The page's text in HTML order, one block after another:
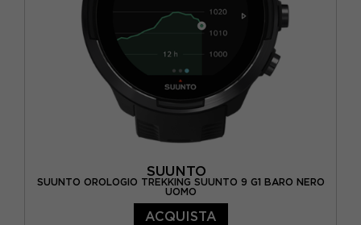
SUUNTO
SUUNTO OROLOGIO TREKKING SUUNTO 9 G1 BARO NERO
UOMO
ACQUISTA